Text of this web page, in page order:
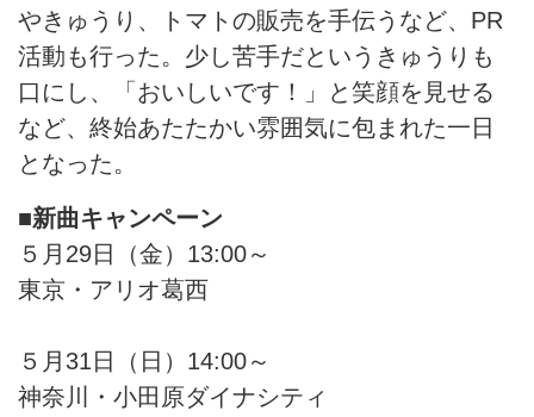
やきゅうり、トマトの販売を手伝うなど、PR
活動も行った。少し苦手だというきゅうりも
口にし、「おいしいです！」と笑顔を見せる
など、終始あたたかい雰囲気に包まれた一日
となった。
■新曲キャンペーン
５月29日（金）13:00～
東京・アリオ葛西
５月31日（日）14:00～
神奈川・小田原ダイナシティ